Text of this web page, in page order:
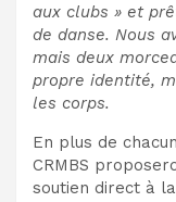
aux clubs » et
de danse. Nous
mais deux
propre identité,
les corps.
En plus de
CRMBS
soutien direct à